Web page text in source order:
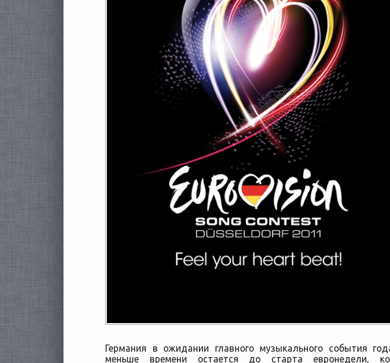
Германия в ожидании главного музыкального события
меньше времени остается до старта евронедели,